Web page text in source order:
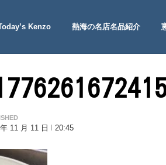
Site
Kenzo 熱海の名店名品紹介
11 月 11 日 20:45